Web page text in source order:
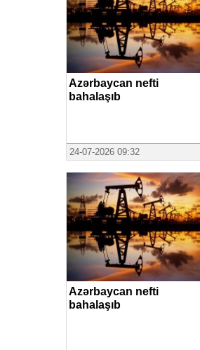
Azərbaycan nefti
bahalaşıb
24-07-2026 09:32
Azərbaycan nefti
bahalaşıb